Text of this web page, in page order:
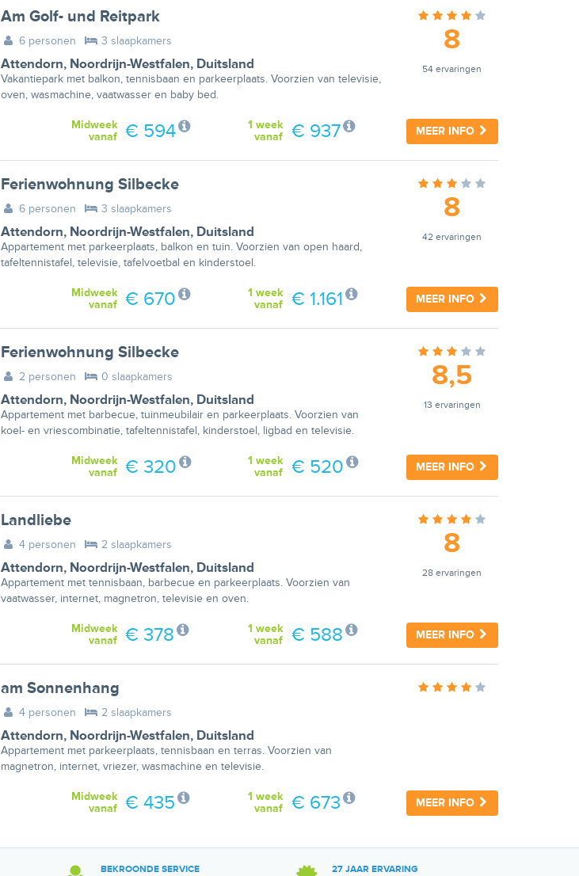
Am Golf- und Reitpark
6 personen 3 slaapkamers
Attendorn, Noordrijn-Westfalen, Duitsland
Vakantiepark met balkon, tennisbaan en parkeerplaats. Voorzien van televisie,
oven, wasmachine, vaatwasser en baby bed.
8
54 ervaringen
MEER INFO
1 week
vanaf
€ 937
Midweek
vanaf
€ 594
Ferienwohnung Silbecke
6 personen 3 slaapkamers
Attendorn, Noordrijn-Westfalen, Duitsland
Appartement met parkeerplaats, balkon en tuin. Voorzien van open haard,
tafeltennistafel, televisie, tafelvoetbal en kinderstoel.
8
42 ervaringen
MEER INFO
1 week
vanaf
€ 1.161
Midweek
vanaf
€ 670
Ferienwohnung Silbecke
2 personen 0 slaapkamers
Attendorn, Noordrijn-Westfalen, Duitsland
Appartement met barbecue, tuinmeubilair en parkeerplaats. Voorzien van
koel- en vriescombinatie, tafeltennistafel, kinderstoel, ligbad en televisie.
8,5
13 ervaringen
MEER INFO
1 week
vanaf
€ 520
Midweek
vanaf
€ 320
Landliebe
4 personen 2 slaapkamers
Attendorn, Noordrijn-Westfalen, Duitsland
Appartement met tennisbaan, barbecue en parkeerplaats. Voorzien van
vaatwasser, internet, magnetron, televisie en oven.
8
28 ervaringen
MEER INFO
1 week
vanaf
€ 588
Midweek
vanaf
€ 378
am Sonnenhang
4 personen 2 slaapkamers
Attendorn, Noordrijn-Westfalen, Duitsland
Appartement met parkeerplaats, tennisbaan en terras. Voorzien van
magnetron, internet, vriezer, wasmachine en televisie.
MEER INFO
1 week
vanaf
€ 673
Midweek
vanaf
€ 435
BEKROONDE SERVICE 27 JAAR ERVARING